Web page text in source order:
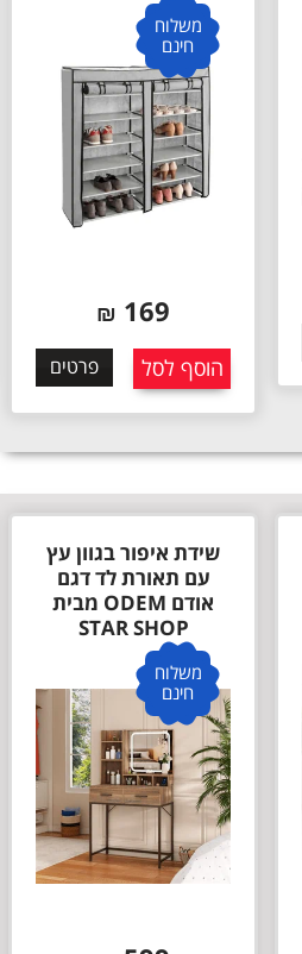
משלוח
חינם
169
₪
הוסף לסל פרטים
שידת איפור בגוון עץ
עם תאורת לד דגם
אודם ODEM מבית
STAR SHOP
משלוח
חינם